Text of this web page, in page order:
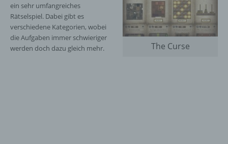
The Curse
ein sehr umfangreiches
Rätselspiel. Dabei gibt es
verschiedene Kategorien, wobei
die Aufgaben immer schwieriger
werden doch dazu gleich mehr.